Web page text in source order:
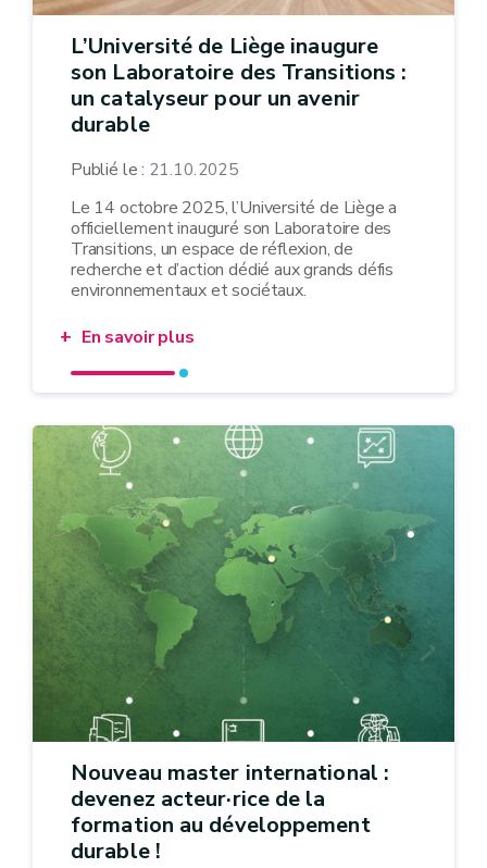
L’Université de Liège inaugure
son Laboratoire des Transitions :
un catalyseur pour un avenir
durable
Publié le : 21.10.2025
Le 14 octobre 2025, l’Université de Liège a
officiellement inauguré son Laboratoire des
Transitions, un espace de réflexion, de
recherche et d’action dédié aux grands défis
environnementaux et sociétaux.
En savoir plus
Nouveau master international :
devenez acteur·rice de la
formation au développement
durable !